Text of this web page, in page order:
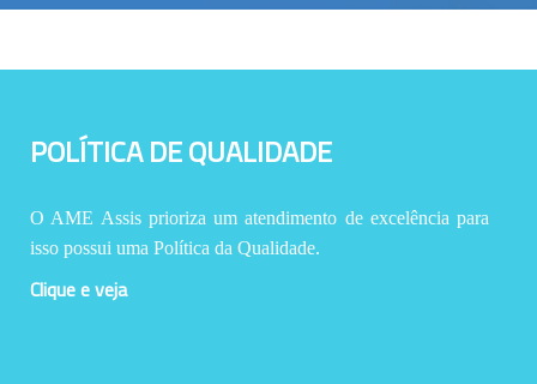
POLÍTICA DE QUALIDADE
O AME Assis prioriza um atendimento de excelência para
isso possui uma Política da Qualidade.
Clique e veja